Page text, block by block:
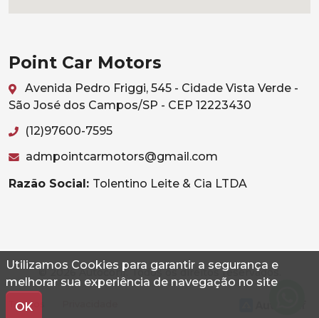
Utilizamos Cookies para garantir a segurança e
melhorar sua experiência de navegação no site
OK
Point Car Motors
Avenida Pedro Friggi, 545 - Cidade Vista Verde -
São José dos Campos/SP - CEP 12223430
(12)97600-7595
admpointcarmotors@gmail.com
Razão Social: Tolentino Leite & Cia LTDA
© 2026 Autoconf. Todos os direitos reservados.
Termos